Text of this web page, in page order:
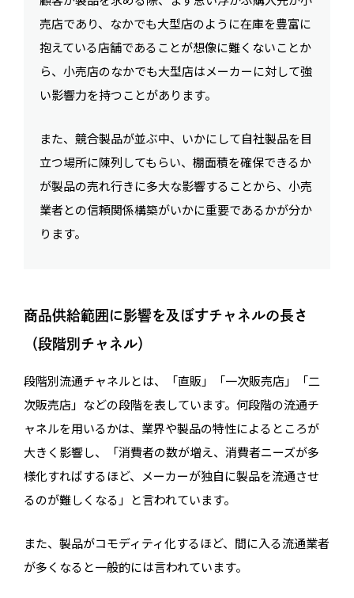
売店であり、なかでも大型店のように在庫を豊富に
抱えている店舗であることが想像に難くないことか
ら、小売店のなかでも大型店はメーカーに対して強
い影響力を持つことがあります。
また、競合製品が並ぶ中、いかにして自社製品を目
立つ場所に陳列してもらい、棚面積を確保できるか
が製品の売れ行きに多大な影響することから、小売
業者との信頼関係構築がいかに重要であるかが分か
ります。
商品供給範囲に影響を及ぼすチャネルの長さ
（段階別チャネル）
段階別流通チャネルとは、「直販」「一次販売店」「二
次販売店」などの段階を表しています。何段階の流通チ
ャネルを用いるかは、業界や製品の特性によるところが
大きく影響し、「消費者の数が増え、消費者ニーズが多
様化すればするほど、メーカーが独自に製品を流通させ
るのが難しくなる」と言われています。
また、製品がコモディティ化するほど、間に入る流通業者
が多くなると一般的には言われています。